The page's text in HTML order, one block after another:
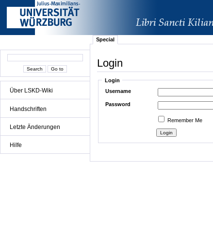
Über LSKD-Wiki
Handschriften
Letzte Änderungen
Hilfe
Special
Login
Login
Username
Password
Remember Me